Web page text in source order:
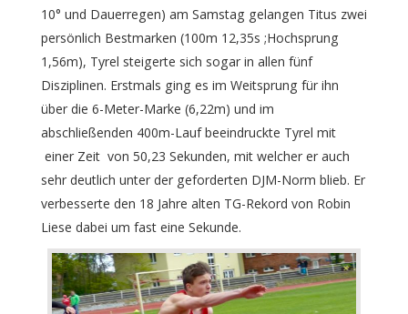
10° und Dauerregen) am Samstag gelangen Titus zwei
persönlich Bestmarken (100m 12,35s ;Hochsprung
1,56m), Tyrel steigerte sich sogar in allen fünf
Disziplinen. Erstmals ging es im Weitsprung für ihn
über die 6-Meter-Marke (6,22m) und im
abschließenden 400m-Lauf beeindruckte Tyrel mit
einer Zeit von 50,23 Sekunden, mit welcher er auch
sehr deutlich unter der geforderten DJM-Norm blieb. Er
verbesserte den 18 Jahre alten TG-Rekord von Robin
Liese dabei um fast eine Sekunde.